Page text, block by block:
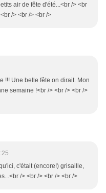
air de fête d'été...<br /> <br
/> <br /> <br />
!!! Une belle fête on dirait. Mon
semaine !<br /> <br /> <br />
c'était (encore!) grisaille,
/> <br /> <br /> <br />